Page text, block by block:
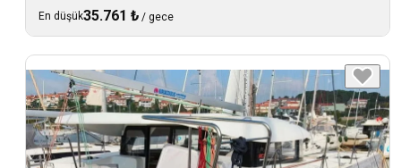
En düşük35.761 ₺ / gece